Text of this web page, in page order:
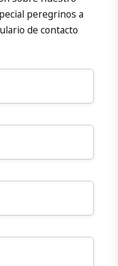
peregrinos a
de contacto